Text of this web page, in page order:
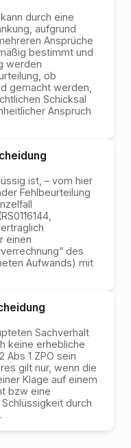
durch eine
aufgrund
Ansprüche
bestimmt und
werden
ob
gemacht werden,
Schicksal
Anspruch
ist, – vom hier
Fehlbeurteilung
einen
des
Aufwands) mit
Sachverhalt
keine erhebliche
Abs 1 ZPO sein
gilt nur, wenn die
Klage auf einem
bzw eine
durch